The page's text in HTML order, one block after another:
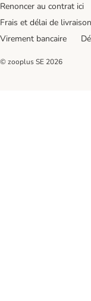
Renoncer au contrat ici
Frais et délai de livraison
Virement bancaire
© zooplus SE 2026